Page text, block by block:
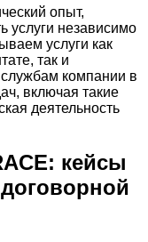
опыт,
услуги независимо
услуги как
так и
компании в
включая такие
деятельность
кейсы